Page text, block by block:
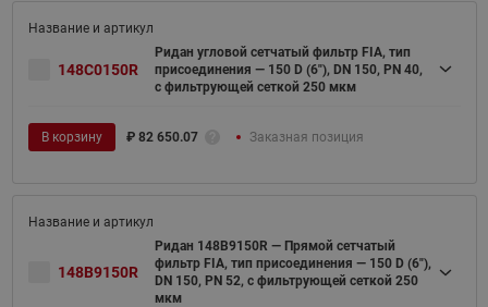
148C0150R
Ридан угловой сетчатый фильтр FIA, тип
присоединения — 150 D (6"), DN 150, PN 40,
c фильтрующей сеткой 250 мкм
В корзину ₽ 82 650.07 Заказная позиция
148B9150R
Ридан 148B9150R — Прямой сетчатый
фильтр FIA, тип присоединения — 150 D (6"),
DN 150, PN 52, c фильтрующей сеткой 250
мкм